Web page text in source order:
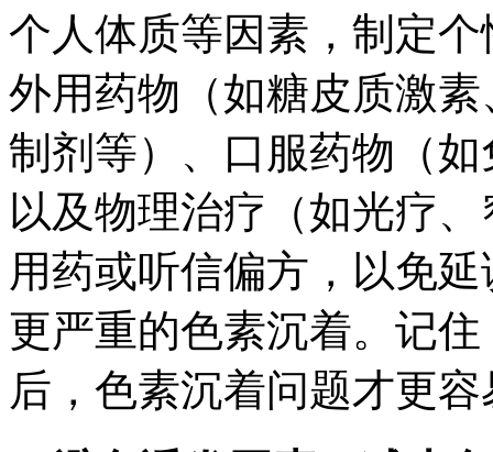
个人体质等因素，制定
外用药物（如糖皮质激
制剂等）、口服药物（
以及物理治疗（如光疗
用药或听信偏方，以免
更严重的色素沉着。记
后，色素沉着问题才更